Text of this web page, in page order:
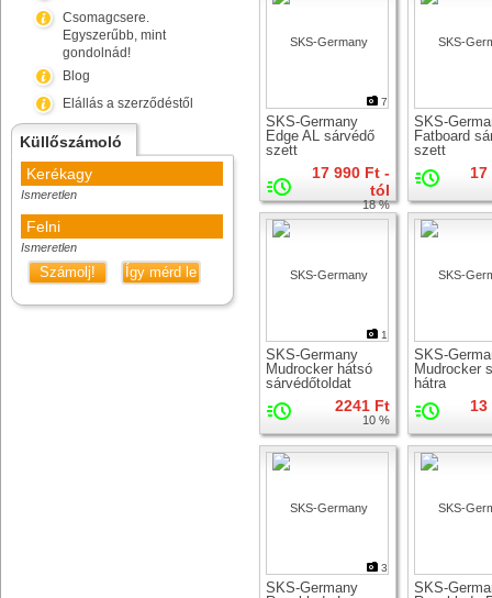
Csomagcsere.
Egyszerűbb, mint
gondolnád!
Blog
Elállás a szerződéstől
Küllőszámoló
Kerékagy
Ismeretlen
Felni
Ismeretlen
Számolj! Így mérd le
7
SKS-Germany
Edge AL sárvédő
szett
17 990 Ft -
tól
18 %
SKS-
Fatboard
szett
17
1
SKS-Germany
Mudrocker hátsó
sárvédőtoldat
2241 Ft
10 %
SKS-
Mudrocker
hátra
13
3
SKS-Germany
SKS-